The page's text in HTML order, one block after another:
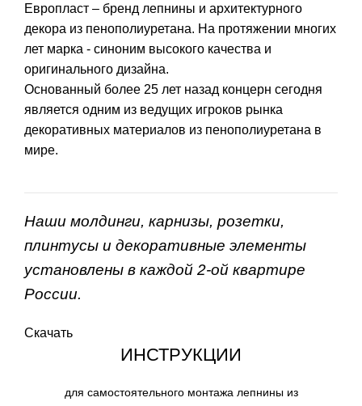
Европласт – бренд лепнины и архитектурного
декора из пенополиуретана. На протяжении многих
лет марка - синоним высокого качества и
оригинального дизайна.
Основанный более 25 лет назад концерн сегодня
является одним из ведущих игроков рынка
декоративных материалов из пенополиуретана в
мире.
Наши молдинги, карнизы, розетки,
плинтусы и декоративные элементы
установлены в каждой 2-ой квартире
России.
Скачать
ИНСТРУКЦИИ
для самостоятельного монтажа лепнины из